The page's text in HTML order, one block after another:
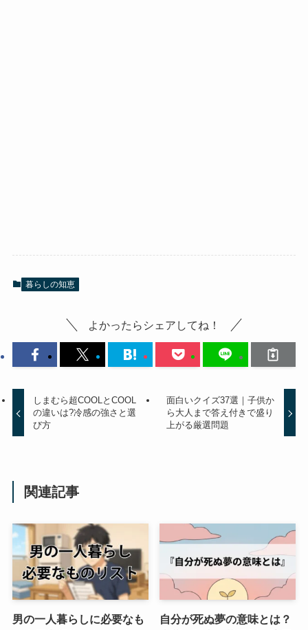
暮らしの知恵
よかったらシェアしてね！
しまむら超COOLとCOOL
の違いは?冷感の強さと選
び方
面白いクイズ37選｜子供か
ら大人まで答え付きで盛り
上がる厳選問題
関連記事
男の一人暮らしに必要なも
自分が死ぬ夢の意味とは？